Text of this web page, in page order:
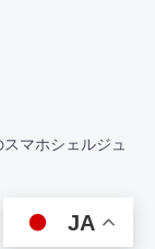
マホシェルジュ
JA